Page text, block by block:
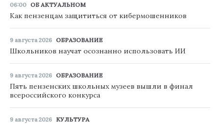
06:00 ОБ АКТУАЛЬНОМ
Как пензенцам защититься от кибермошенников
9 августа 2026 ОБРАЗОВАНИЕ
Школьников научат осознанно использовать ИИ
9 августа 2026 ОБРАЗОВАНИЕ
Пять пензенских школьных музеев вышли в финал
всероссийского конкурса
9 августа 2026 КУЛЬТУРА